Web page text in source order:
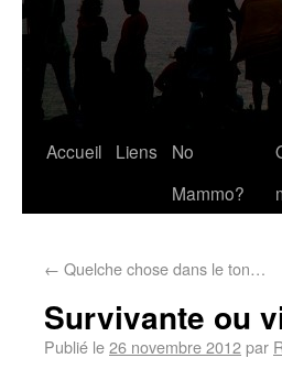
Accueil Liens
No
Mammo?
← Quelche chose dans le ton…
Survivante ou
Publié le26 novembre 2012par